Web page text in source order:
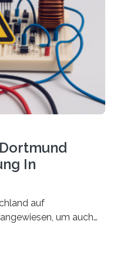
Millionen Euro.
großen
des
Im
Neue
rasch in die
In
auf
um auch
Batteriezellen,